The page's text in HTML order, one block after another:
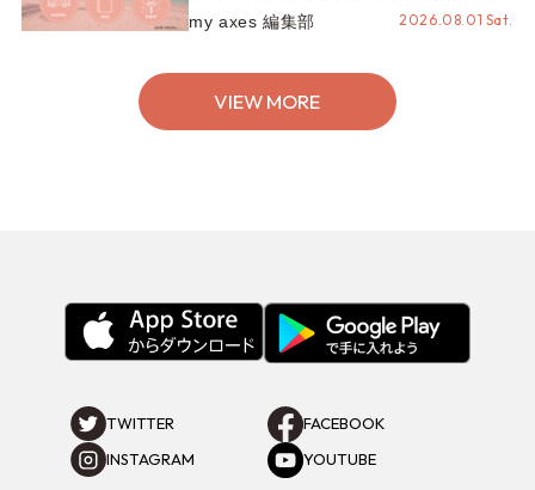
REZEN POPUPから、プチYour
Stage.、ティーパーティまで！8月
my axes 編集部 2026.08.01 Sat.
VIEW MORE
TWITTER
FACEBOOK
INSTAGRAM
YOUTUBE